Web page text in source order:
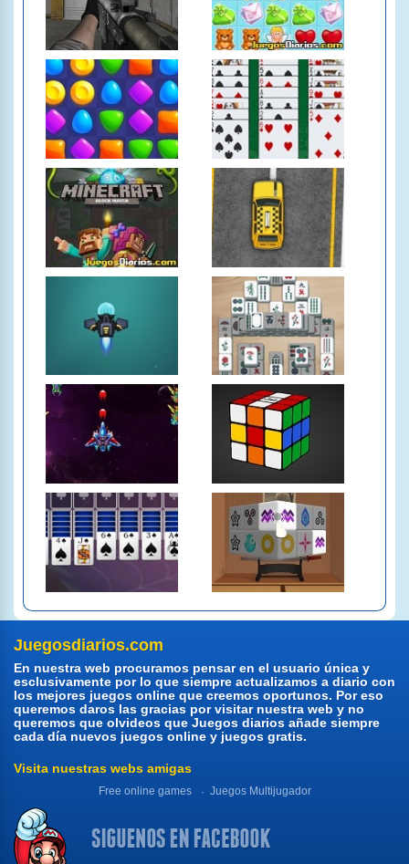
Juegosdiarios.com
En nuestra web procuramos pensar en el usuario única y
esclusivamente por lo que siempre actualizamos a diario con
los mejores juegos online que creemos oportunos. Por eso
queremos daros las gracias por visitar nuestra web y no
queremos que olvideos que Juegos diarios añade siempre
cada día nuevos juegos online y juegos gratis.
Visita nuestras webs amigas
Free online games Juegos Multijugador